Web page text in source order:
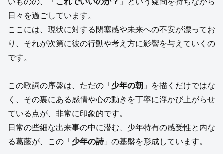
いものの、「 これでいいのか？ 」という疑問を持ちながら
日々を過ごしています。
ここには、現状に対する閉塞感や未来への不安が漂ってお
り、それが次第に彼の行動や考え方に影響を与えていくの
です。
この歌詞の序盤は、ただの「 少年の朝 」を描くだけではな
く、その裏にある感情や心の動きを丁寧に浮かび上がらせ
ている点が、非常に印象的です。
日常の些細な出来事の中に潜む、少年特有の感受性と内な
る葛藤が、この「 少年の詩」の基盤を形成しています。